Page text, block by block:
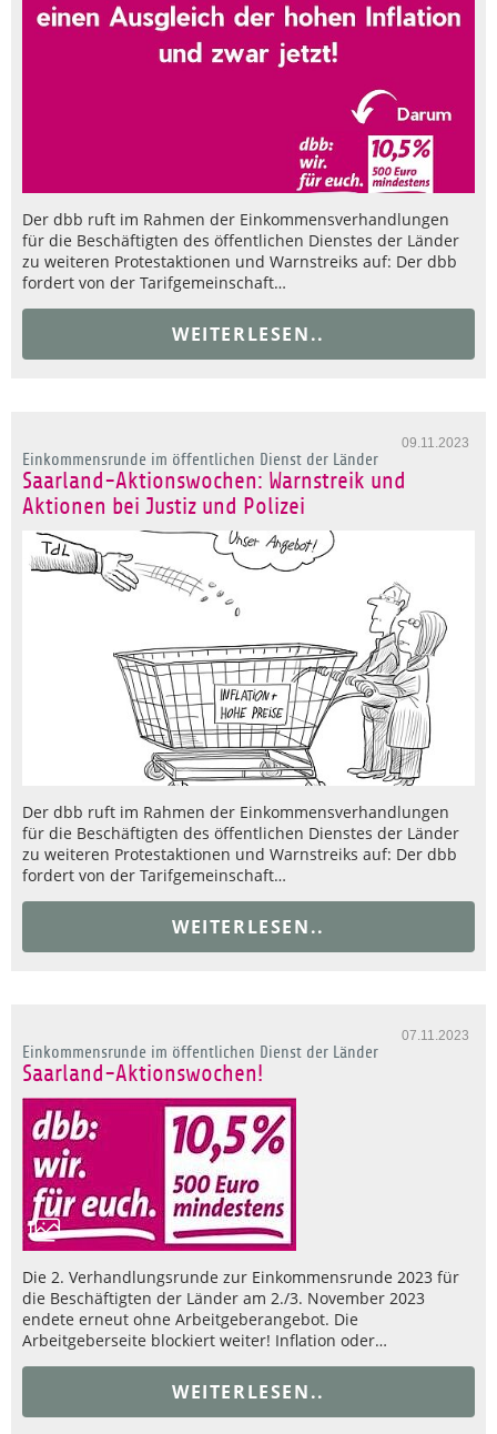
Der dbb ruft im Rahmen der Einkommensverhandlungen
für die Beschäftigten des öffentlichen Dienstes der Länder
zu weiteren Protestaktionen und Warnstreiks auf: Der dbb
fordert von der Tarifgemeinschaft…
WEITERLESEN..
09.11.2023
Einkommensrunde im öffentlichen Dienst der Länder
Saarland-Aktionswochen: Warnstreik und
Aktionen bei Justiz und Polizei
Der dbb ruft im Rahmen der Einkommensverhandlungen
für die Beschäftigten des öffentlichen Dienstes der Länder
zu weiteren Protestaktionen und Warnstreiks auf: Der dbb
fordert von der Tarifgemeinschaft…
WEITERLESEN..
07.11.2023
Einkommensrunde im öffentlichen Dienst der Länder
Saarland-Aktionswochen!
Die 2. Verhandlungsrunde zur Einkommensrunde 2023 für
die Beschäftigten der Länder am 2./3. November 2023
endete erneut ohne Arbeitgeberangebot. Die
Arbeitgeberseite blockiert weiter! Inflation oder…
WEITERLESEN..